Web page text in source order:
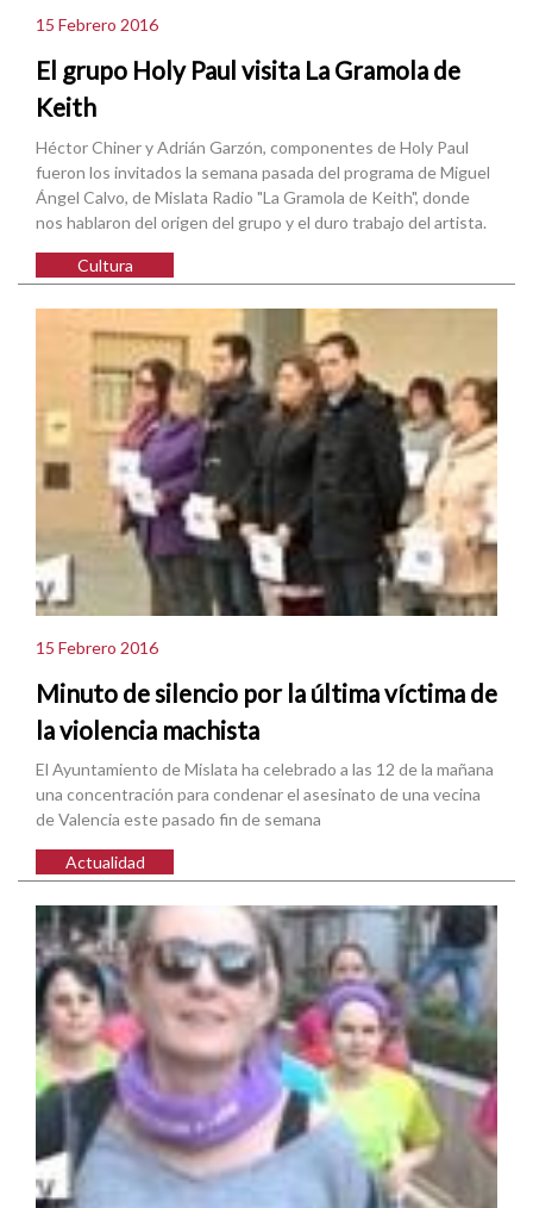
15 Febrero 2016
El grupo Holy Paul visita La Gramola de
Keith
Héctor Chiner y Adrián Garzón, componentes de Holy Paul
fueron los invitados la semana pasada del programa de Miguel
Ángel Calvo, de Mislata Radio "La Gramola de Keith", donde
nos hablaron del origen del grupo y el duro trabajo del artista.
Cultura
15 Febrero 2016
Minuto de silencio por la última víctima de
la violencia machista
El Ayuntamiento de Mislata ha celebrado a las 12 de la mañana
una concentración para condenar el asesinato de una vecina
de Valencia este pasado fin de semana
Actualidad